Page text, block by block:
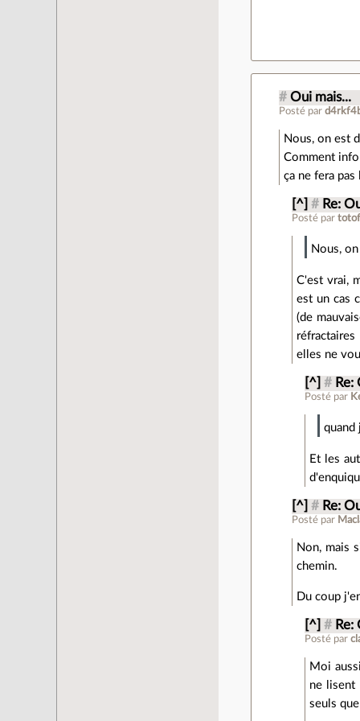
# Oui mais...
Posté par
Nous, on est
Comment
ça ne fera
[^] # Re:
Posté par
Nous,
C'est vrai,
est un cas
(de
elles ne
[^] # Re:
Posté par
quand
Et les
[^] # Re:
Posté par
Non, mais
chemin.
Du coup
[^] # Re:
Posté par
Moi
ne lisent
seuls